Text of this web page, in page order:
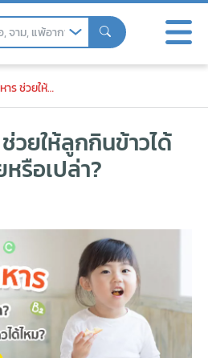
ให้ลูกกินข้าวได้จริงมั้ย
จริงมั้ย อันตรายหรือเปล่า?
วยให้ลูกกินข้าวได้
รือเปล่า?